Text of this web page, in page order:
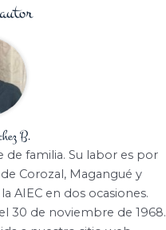
B.
de familia. Su labor es por
Corozal, Magangué y
AIEC en dos ocasiones.
30 de noviembre de 1968.